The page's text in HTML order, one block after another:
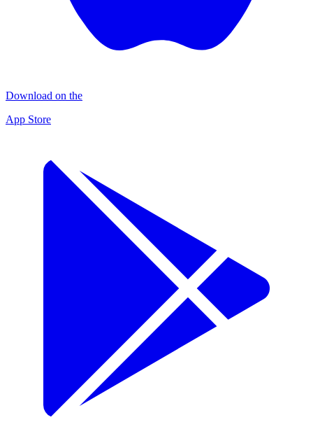
Download on the
App Store